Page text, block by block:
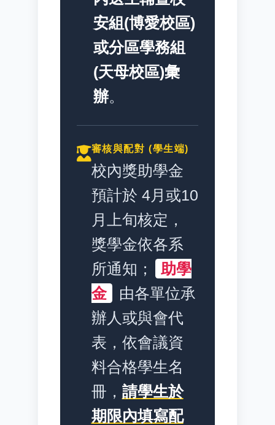
安組(博愛校區)
或分區學務組
(天母校區)彙
辦。
審核與配對 (學生端)
校內獎助學金
預計於 4月或10
月上旬核定，
獎學金依各系
所通知；
助學
金
由各單位承
辦人或與會代
表，依會議資
料合格學生名
冊， 請學生於
期限內填寫配